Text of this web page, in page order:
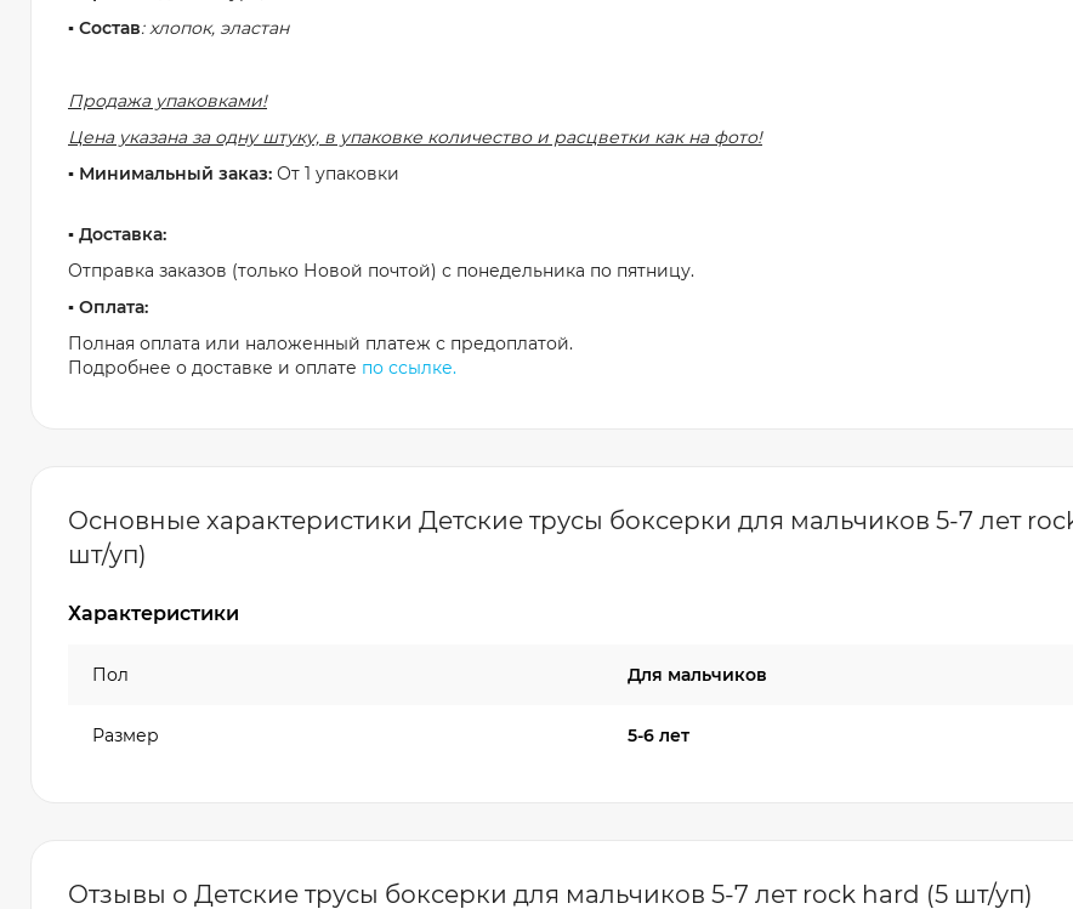
▪️ Состав: хлопок, эластан
Продажа упаковками!
Цена указана за одну штуку, в упаковке количество и расцветки как на фото!
▪️ Минимальный заказ: От 1 упаковки
▪️ Доставка:
Отправка заказов (только Новой почтой) с понедельника по пятницу.
▪️ Оплата:
Полная оплата или наложенный платеж с предоплатой.
Подробнее о доставке и оплате по ссылке.
Основные характеристики Детские трусы боксерки для мальчиков 5-7 лет
шт/уп)
Характеристики
Пол Для мальчиков
Размер 5-6 лет
Отзывы о Детские трусы боксерки для мальчиков 5-7 лет rock hard (5 шт/уп)